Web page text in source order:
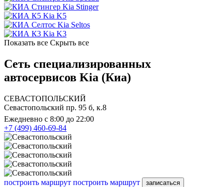
Kia Stinger
Kia K5
Kia Seltos
Kia K3
Показать все Скрыть все
Сеть специализированных
автосервисов Kia (Киа)
СЕВАСТОПОЛЬСКИЙ
Севастопольский пр. 95 б, к.8
Ежедневно с 8:00 до 22:00
+7 (499) 460-69-84
построить маршрут построить маршрут записаться